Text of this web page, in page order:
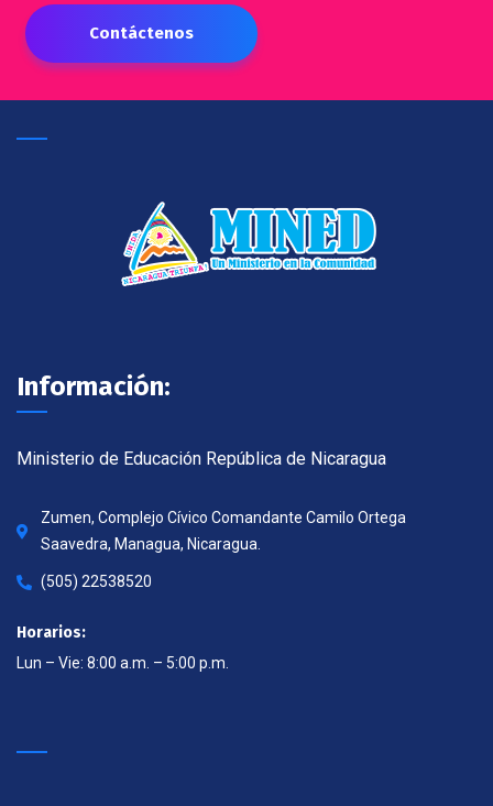
Contáctenos
Información:
Ministerio de Educación República de Nicaragua
Zumen, Complejo Cívico Comandante Camilo Ortega
Saavedra, Managua, Nicaragua.
(505) 22538520
Horarios:
Lun – Vie: 8:00 a.m. – 5:00 p.m.